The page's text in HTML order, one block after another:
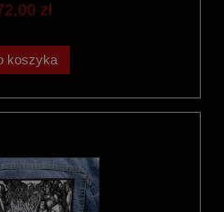
zł
koszyka